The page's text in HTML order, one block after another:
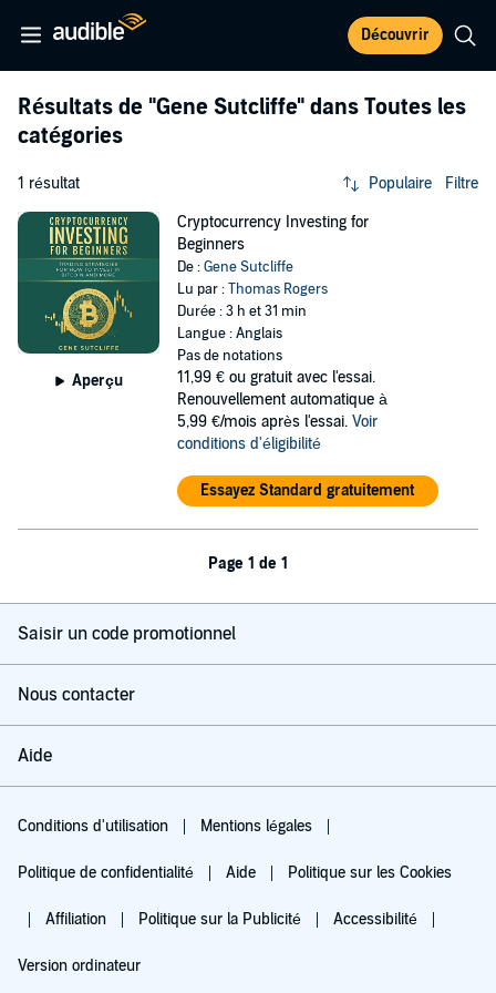
Découvrir
Résultats de "Gene Sutcliffe" dans Toutes les
catégories
1 résultat Populaire Filtre
Aperçu
Cryptocurrency Investing for
Beginners
De :Gene Sutcliffe
Lu par :Thomas Rogers
Durée : 3 h et 31 min
Langue : Anglais
Pas de notations
11,99 € ou gratuit avec l'essai.
Renouvellement automatique à
5,99 €/mois après l'essai. Voir
conditions d'éligibilité
Essayez Standard gratuitement
Page 1 de 1
Saisir un code promotionnel
Nous contacter
Aide
Conditions d'utilisation Mentions légales
Politique de confidentialité Aide Politique sur les Cookies
Affiliation Politique sur la Publicité Accessibilité
Version ordinateur